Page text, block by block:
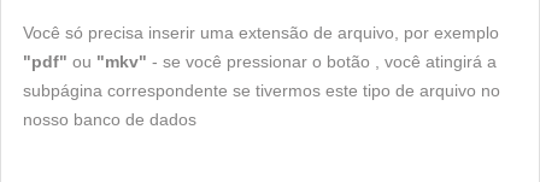
Você só precisa inserir uma extensão de arquivo, por exemplo
"pdf" ou "mkv" - se você pressionar o botão , você atingirá a
subpágina correspondente se tivermos este tipo de arquivo no
nosso banco de dados